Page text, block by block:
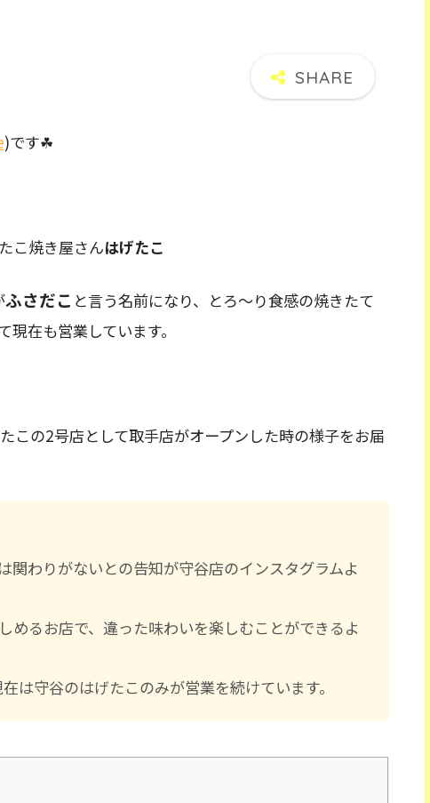
)です☘
こ焼き屋さんはげたこ
ふさだこ と言う名前になり、とろ〜り食感の焼きたて
在も営業しています。
この2号店として取手店がオープンした時の様子をお届
関わりがないとの告知が守谷店のインスタグラムよ
めるお店で、違った味わいを楽しむことができるよ
は守谷のはげたこのみが営業を続けています。